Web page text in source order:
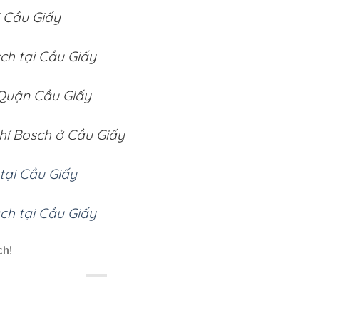
Giấy
tại Cầu Giấy
Cầu Giấy
Bosch ở Cầu Giấy
Cầu Giấy
tại Cầu Giấy